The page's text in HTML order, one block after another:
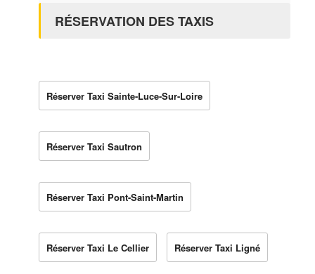
RÉSERVATION DES TAXIS
Réserver Taxi Sainte-Luce-Sur-Loire
Réserver Taxi Sautron
Réserver Taxi Pont-Saint-Martin
Réserver Taxi Le Cellier Réserver Taxi Ligné